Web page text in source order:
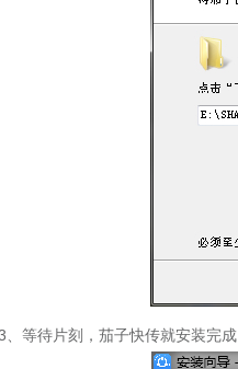
等待片刻，茄子快传就安装完成